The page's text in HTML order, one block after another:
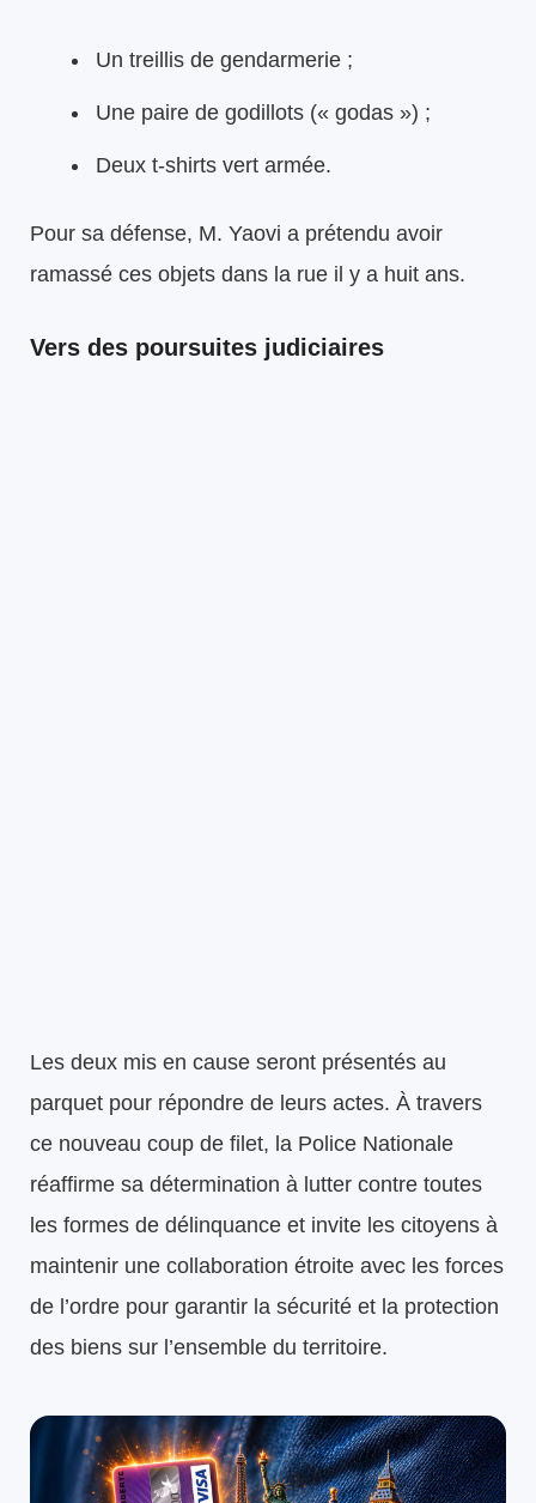
Un treillis de gendarmerie ;
Une paire de godillots (« godas ») ;
Deux t-shirts vert armée.
Pour sa défense, M. Yaovi a prétendu avoir
ramassé ces objets dans la rue il y a huit ans.
Vers des poursuites judiciaires
Les deux mis en cause seront présentés au
parquet pour répondre de leurs actes. À travers
ce nouveau coup de filet, la Police Nationale
réaffirme sa détermination à lutter contre toutes
les formes de délinquance et invite les citoyens à
maintenir une collaboration étroite avec les forces
de l’ordre pour garantir la sécurité et la protection
des biens sur l’ensemble du territoire.